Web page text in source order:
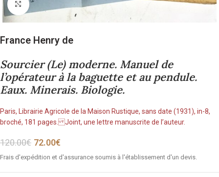
Cliquez pour agrandir
France Henry de
Sourcier (Le) moderne. Manuel de
l’opérateur à la baguette et au pendule.
Eaux. Minerais. Biologie.
Paris, Librairie Agricole de la Maison Rustique, sans date (1931), in-8,
broché, 181 pages. Joint, une lettre manuscrite de l’auteur.
120.00€ 72.00€
Frais d'expédition et d'assurance soumis à l'établissement d'un devis.